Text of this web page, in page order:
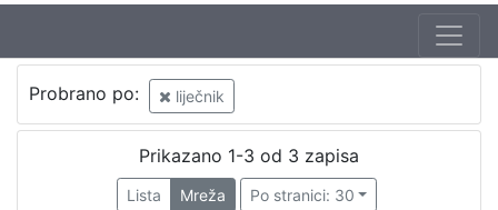
Probrano po: liječnik
Prikazano 1-3 od 3 zapisa
Lista Mreža
Po stranici: 30